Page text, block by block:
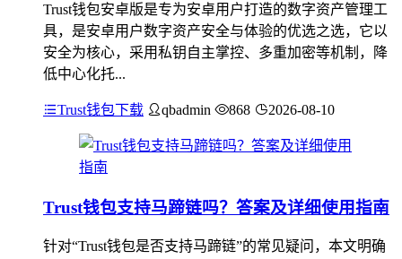
Trust钱包安卓版是专为安卓用户打造的数字资产管理工
具，是安卓用户数字资产安全与体验的优选之选，它以
安全为核心，采用私钥自主掌控、多重加密等机制，降
低中心化托...
Trust钱包下载 qbadmin 868 2026-08-10
Trust钱包支持马蹄链吗？答案及详细使用指南
针对“Trust钱包是否支持马蹄链”的常见疑问，本文明确